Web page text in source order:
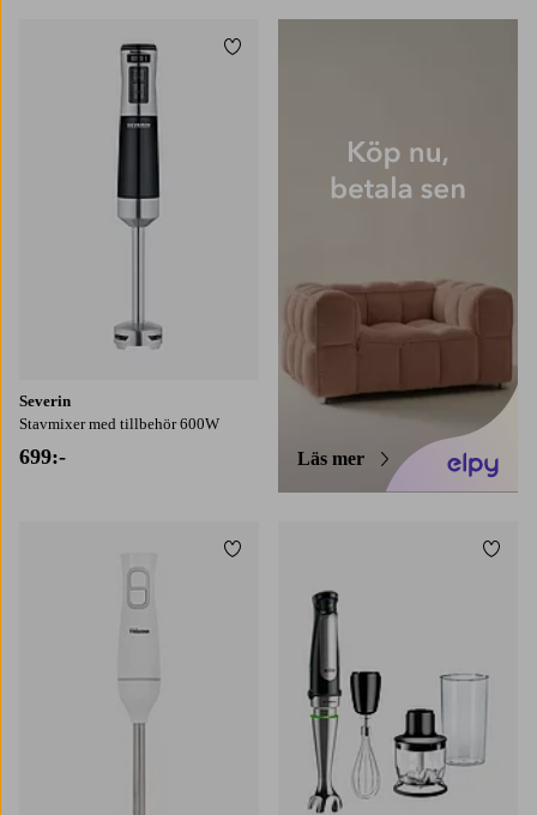
Severin
Stavmixer med tillbehör 600W
699:-
Lägg till i favoriter
Läs mer
Lägg till i favoriter